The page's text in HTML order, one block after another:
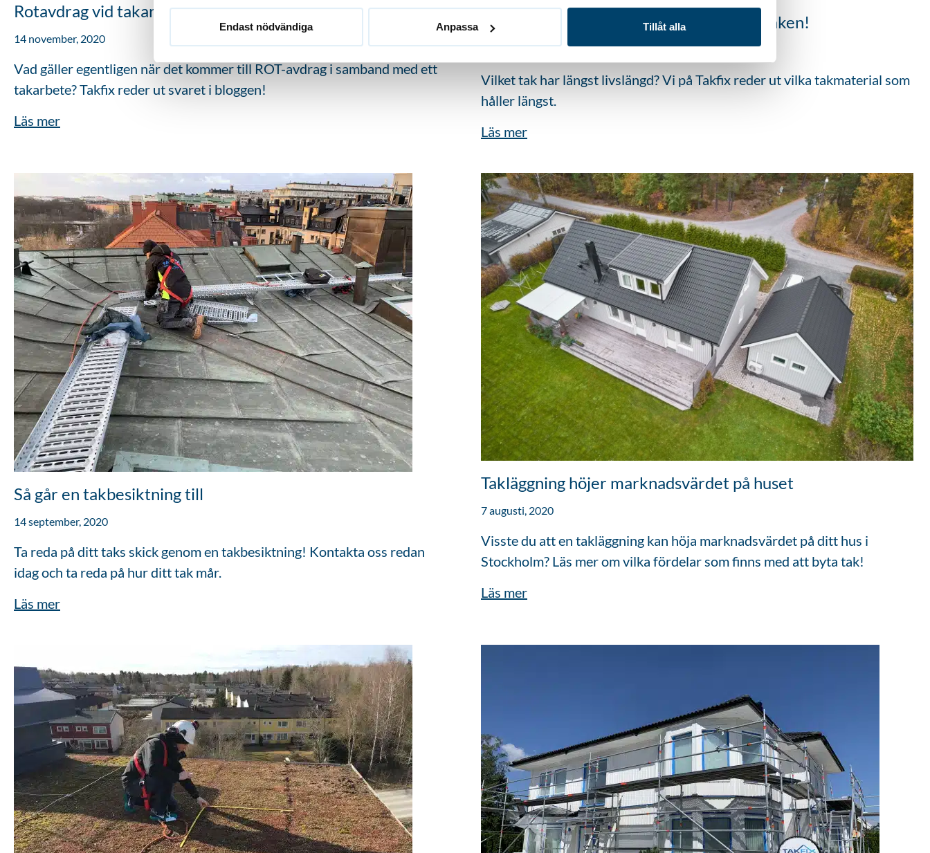
Endast nödvändiga Anpassa Tillåt alla
Rotavdrag vid takarbete
14 november, 2020
Vad gäller egentligen när det kommer till ROT-avdrag i samband med ett
takarbete? Takfix reder ut svaret i bloggen!
Läs mer
Betong, plåt eller tegel? Så länge håller taken!
21 oktober, 2020
Vilket tak har längst livslängd? Vi på Takfix reder ut vilka takmaterial som
håller längst.
Läs mer
Så går en takbesiktning till
14 september, 2020
Ta reda på ditt taks skick genom en takbesiktning! Kontakta oss redan
idag och ta reda på hur ditt tak mår.
Läs mer
Takläggning höjer marknadsvärdet på huset
7 augusti, 2020
Visste du att en takläggning kan höja marknadsvärdet på ditt hus i
Stockholm? Läs mer om vilka fördelar som finns med att byta tak!
Läs mer